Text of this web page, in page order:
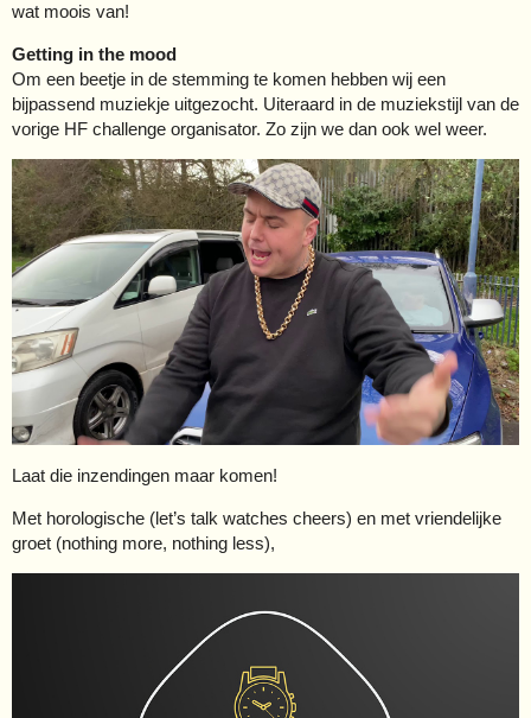
wat moois van!
Getting in the mood
Om een beetje in de stemming te komen hebben wij een
bijpassend muziekje uitgezocht. Uiteraard in de muziekstijl van de
vorige HF challenge organisator. Zo zijn we dan ook wel weer.
Laat die inzendingen maar komen!
Met horologische (let’s talk watches cheers) en met vriendelijke
groet (nothing more, nothing less),